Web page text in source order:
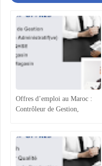
Offres d’emploi au Maroc :
Contrôleur de Gestion,